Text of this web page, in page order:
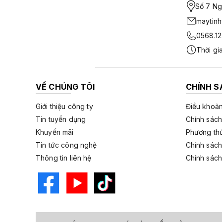
Số 7
Thời
VỀ CHÚNG TÔI
Giới thiệu công ty
Tin tuyển dụng
Khuyến mãi
Tin tức công nghệ
Thông tin liên hệ
CHÍNH
Điều
Chính
Phương
Chính
Chính